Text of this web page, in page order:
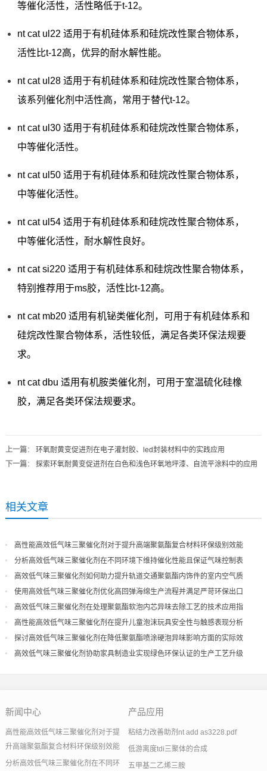
等催化活性，活性略低于t-12。
nt cat ul22 适用于有机硅体系和硅烷改性聚合物体系，
活性比t-12高，优异的耐水解性能。
nt cat ul28 适用于有机硅体系和硅烷改性聚合物体系，
该系列催化剂中活性高，常用于替代t-12。
nt cat ul30 适用于有机硅体系和硅烷改性聚合物体系，
中等催化活性。
nt cat ul50 适用于有机硅体系和硅烷改性聚合物体系，
中等催化活性。
nt cat ul54 适用于有机硅体系和硅烷改性聚合物体系，
中等催化活性，耐水解性良好。
nt cat si220 适用于有机硅体系和硅烷改性聚合物体系，
特别推荐用于ms胶，活性比t-12高。
nt cat mb20 适用有机铋类催化剂，可用于有机硅体系和
硅烷改性聚合物体系，活性较低，满足各类环保法规要
求。
nt cat dbu 适用有机胺类催化剂，可用于室温硫化硅橡
胶，满足各类环保法规要求。
上一篇： 环氧耐黄变促进剂在电子灌封胶、led封装材料中的实践应用
下一篇： 探索环氧耐黄变促进剂在白色和浅色环氧地坪漆、自流平涂料中的应用
相关文章
高性能高效低气味三聚催化剂对于提升高端聚氨酯复合材料环保级别效能
分析高效低气味三聚催化剂在不同环境下维持催化性能且保证气味控制表
现
高效低气味三聚催化剂如何助力提升轨道交通聚氨酯内饰件的室内空气质
量
使用高效低气味三聚催化剂优化高回弹海绵生产流程并满足严苛环保出口
高效低气味三聚催化剂在处理聚氨酯软泡内芯异味去除工艺的技术应用指
导
高性能高效低气味三聚催化剂在提升儿童泡沫玩具安全性与触感表现分析
探讨高效低气味三聚催化剂在降低聚氨酯喷涂硬泡异味影响方面的实际效
果
高效低气味三聚催化剂协助家具制造业实现绿色环保认证的生产工艺升级
新闻中心
高性能高效低气味三聚催化剂对于提
升高端聚氨酯复合材料环保级别效能
分析高效低气味三聚催化剂在不同环
产品应用
粘结力改善助剂nt add as3228.pdf
低游离度tdi三聚体的合成
五甲基二乙烯三胺